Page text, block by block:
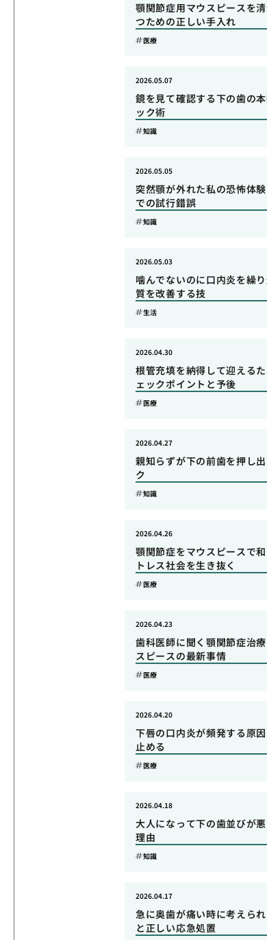
顎関節症用マウスピースを
つための正しい手入れ
医療
鏡を見て確認する下の歯の
ック術
2026.05.07
知識
突然顎が外れた私の恐怖体
での試行錯誤
2026.05.05
知識
噛んでないのに口内炎を繰
質を改善する技
2026.05.03
生活
根管充填を納得して迎える
ェックポイントと予後
2026.04.30
医療
親知らずが下の前歯を押し
ク
2026.04.27
知識
顎関節症をマウスピースで
トレス社会を生き抜く
2026.04.26
医療
歯科医師に聞く顎関節症治
スピースの最新事情
2026.04.23
医療
下唇の口内炎が頻発する原
止める
2026.04.20
医療
大人になって下の歯並びが
理由
2026.04.18
知識
急に奥歯が痛い時に考えら
と正しい応急処置
2026.04.17